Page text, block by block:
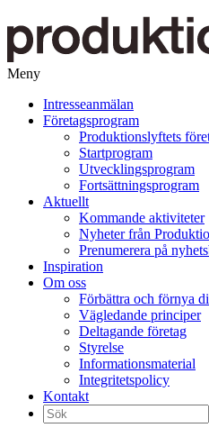
Meny
vidare
Intresseanmälan
Företagsprogram
Produktionslyftets
Startprogram
Utvecklingsprogram
Fortsättningsprogram
Aktuellt
Kommande aktiviteter
Nyheter från
Prenumerera på
Inspiration
Om oss
Förbättra och förnya
Vägledande principer
Deltagande företag
Styrelse
Informationsmaterial
Integritetspolicy
Kontakt
Sök
efter: